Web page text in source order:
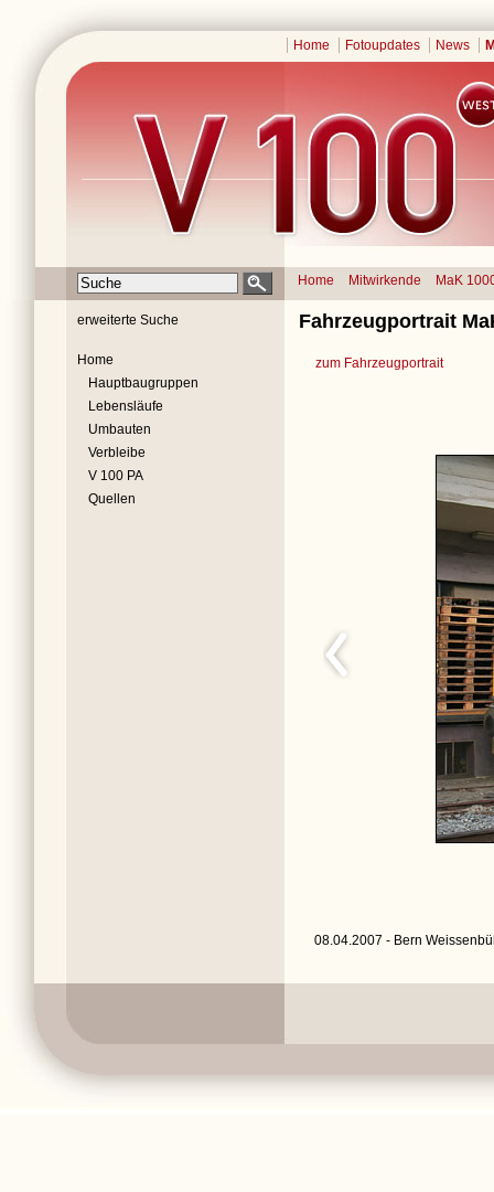
Home Fotoupdates News
Home Mitwirkende MaK
erweiterte Suche
Home
Hauptbaugruppen
Lebensläufe
Umbauten
Verbleibe
V 100 PA
Quellen
Fahrzeugportrait
zum Fahrzeugportrait
08.04.2007 - Bern